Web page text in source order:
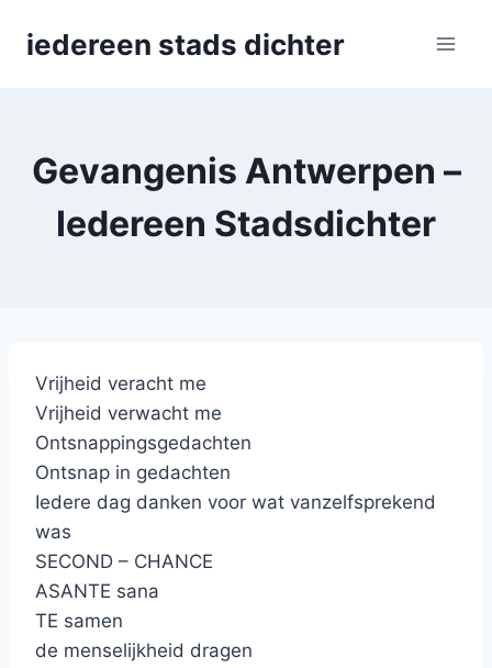
iedereen stads dichter
Gevangenis Antwerpen –
Iedereen Stadsdichter
Vrijheid veracht me
Vrijheid verwacht me
Ontsnappingsgedachten
Ontsnap in gedachten
Iedere dag danken voor wat vanzelfsprekend
was
SECOND – CHANCE
ASANTE sana
TE samen
de menselijkheid dragen